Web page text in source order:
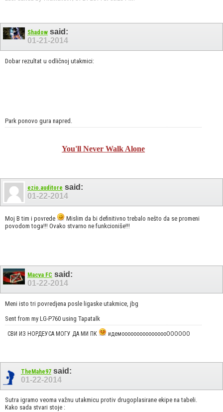
Shadow said:
01-21-2014
Dobar rezultat u odličnoj utakmici:
Park ponovo gura napred.
You'll Never Walk Alone
ezio.auditore said:
01-22-2014
Moj B tim i povrede
Mislim da bi definitivno trebalo nešto da se promeni
povodom toga!!! Ovako stvarno ne funkcioniše!!!
Macva FC said:
01-22-2014
Meni isto tri povredjena posle ligaske utakmice, jbg
Sent from my LG-P760 using Tapatalk
СВИ ИЗ НОРДЕУСА МОГУ ДА МИ ПК идемоооооооооооооооОООООО
TheMahe97said:
01-22-2014
Sutra igramo veoma važnu utakmicu protiv drugoplasirane ekipe na tabeli.
Kako sada stvari stoje :